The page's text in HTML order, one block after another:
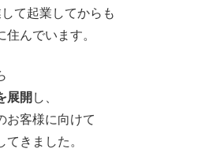
て起業してからも
んでいます。
展開 し、
お客様に向けて
きました。